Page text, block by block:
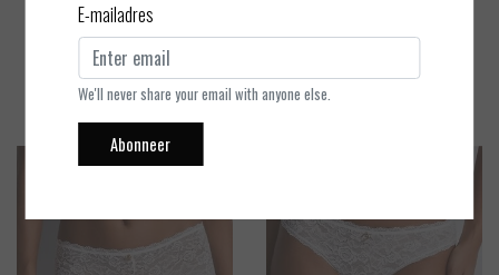
EUR 115,00
Bekijken
EUR 112,00
Bekijken
E-mailadres
We'll never share your email with anyone else.
Abonneer